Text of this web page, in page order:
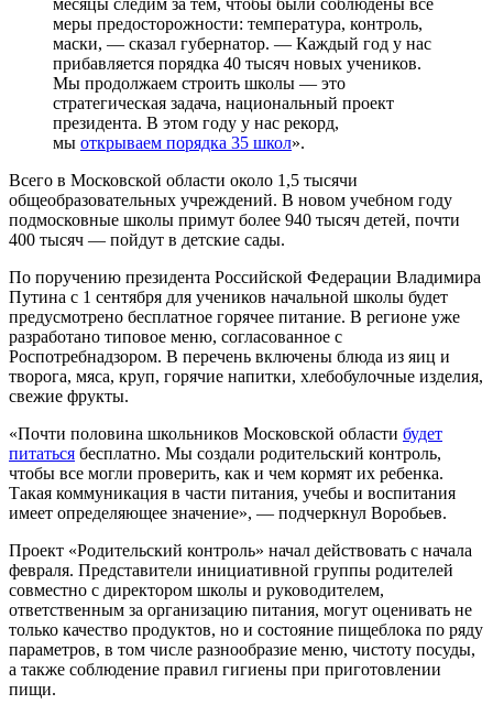
меры предосторожности: температура, контроль,
маски, — сказал губернатор. — Каждый год у нас
прибавляется порядка 40 тысяч новых учеников.
Мы продолжаем строить школы — это
стратегическая задача, национальный проект
президента. В этом году у нас рекорд,
мы открываем порядка 35 школ».
Всего в Московской области около 1,5 тысячи
общеобразовательных учреждений. В новом учебном году
подмосковные школы примут более 940 тысяч детей, почти
400 тысяч — пойдут в детские сады.
По поручению президента Российской Федерации Владимира
Путина с 1 сентября для учеников начальной школы будет
предусмотрено бесплатное горячее питание. В регионе уже
разработано типовое меню, согласованное с
Роспотребнадзором. В перечень включены блюда из яиц и
творога, мяса, круп, горячие напитки, хлебобулочные изделия,
свежие фрукты.
«Почти половина школьников Московской области будет
питаться бесплатно. Мы создали родительский контроль,
чтобы все могли проверить, как и чем кормят их ребенка.
Такая коммуникация в части питания, учебы и воспитания
имеет определяющее значение», — подчеркнул Воробьев.
Проект «Родительский контроль» начал действовать с начала
февраля. Представители инициативной группы родителей
совместно с директором школы и руководителем,
ответственным за организацию питания, могут оценивать не
только качество продуктов, но и состояние пищеблока по ряду
параметров, в том числе разнообразие меню, чистоту посуды,
а также соблюдение правил гигиены при приготовлении
пищи.